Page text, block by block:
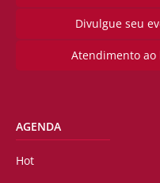
Divulgue seu
Atendimento ao
AGENDA
Hot